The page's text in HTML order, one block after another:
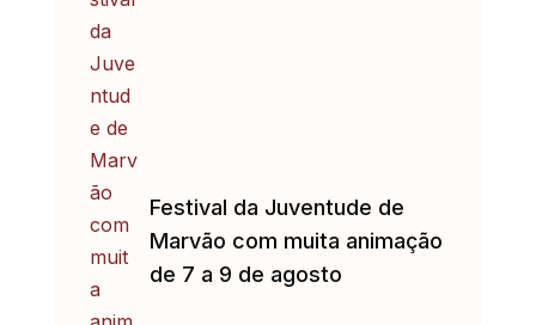
Festival da Juventude de
Marvão com muita animação
de 7 a 9 de agosto